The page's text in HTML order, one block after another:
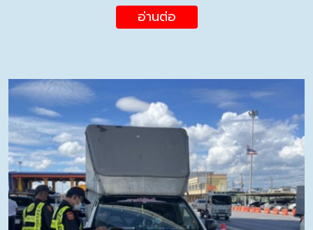
อ่านต่อ